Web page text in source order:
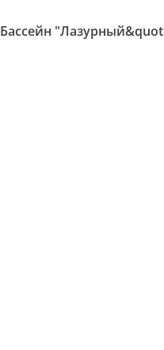
Бассейн "Лазурный&quot